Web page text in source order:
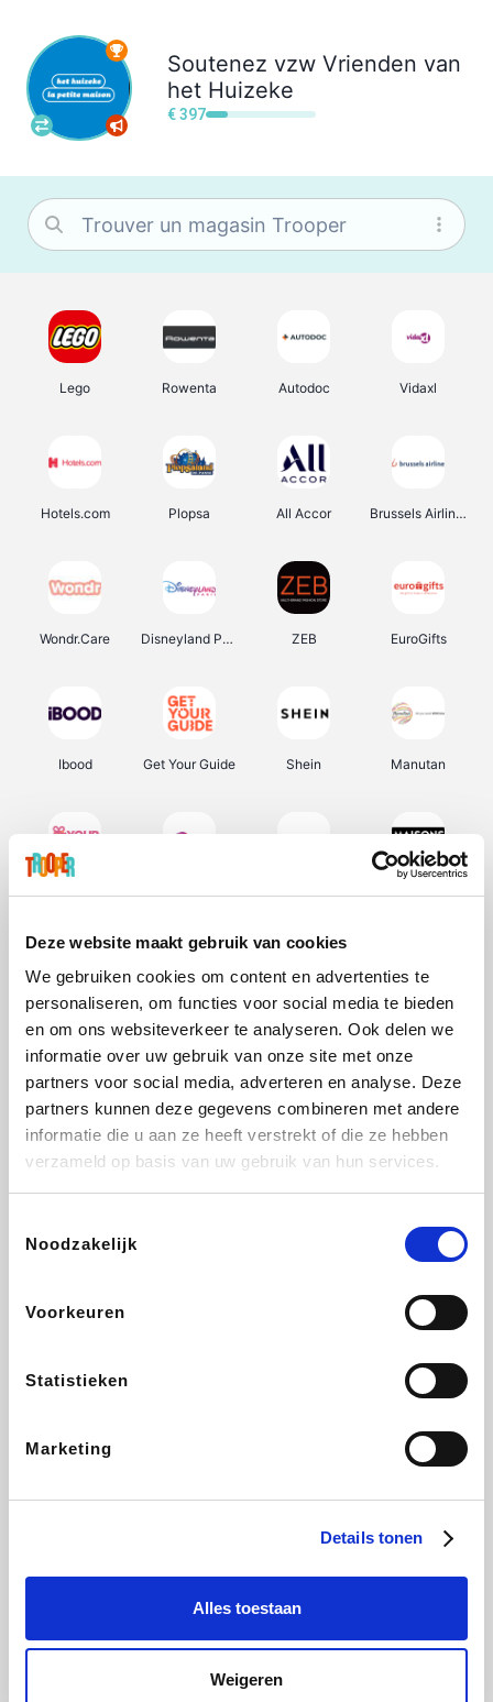
Deze website maakt gebruik van cookies
We gebruiken cookies om content en advertenties te
personaliseren, om functies voor social media te bieden
en om ons websiteverkeer te analyseren. Ook delen we
informatie over uw gebruik van onze site met onze
partners voor social media, adverteren en analyse. Deze
partners kunnen deze gegevens combineren met andere
informatie die u aan ze heeft verstrekt of die ze hebben
verzameld op basis van uw gebruik van hun services.
Noodzakelijk
Voorkeuren
Statistieken
Marketing
Details tonen
Alles toestaan
Weigeren
Soutenez vzw Vrienden van
het Huizeke
€ 397
Lego Rowenta Autodoc Vidaxl
Hotels.com Plopsa All Accor Brussels Airlines
Wondr.Care Disneyland Paris ZEB EuroGifts
Ibood Get Your Guide Shein Manutan
Sarenza Interhome Schiesser Bolt Energie
DeubaXXL
Ekoi About You
My Jewellery Tennis Point Samsung Delonghi